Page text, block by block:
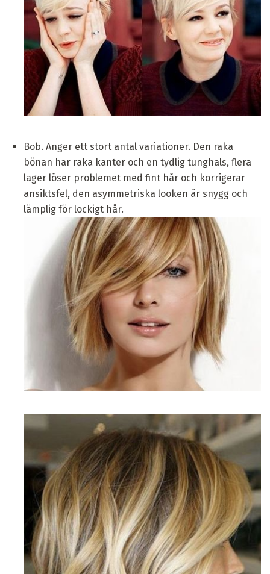
Bob. Anger ett stort antal variationer. Den raka
bönan har raka kanter och en tydlig tunghals, flera
lager löser problemet med fint hår och korrigerar
ansiktsfel, den asymmetriska looken är snygg och
lämplig för lockigt hår.